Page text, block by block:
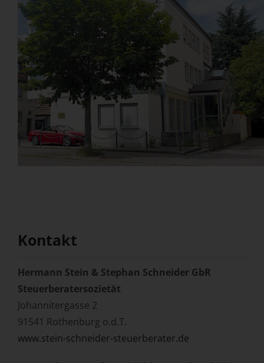
Kontakt
Hermann Stein & Stephan Schneider GbR
Steuerberatersozietät
Johannitergasse 2
91541 Rothenburg o.d.T.
www.stein-schneider-steuerberater.de